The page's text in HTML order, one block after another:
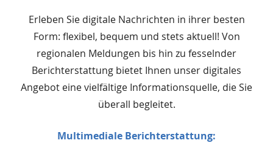
Erleben Sie digitale Nachrichten in ihrer besten
Form: flexibel, bequem und stets aktuell! Von
regionalen Meldungen bis hin zu fesselnder
Berichterstattung bietet Ihnen unser digitales
Angebot eine vielfältige Informationsquelle, die Sie
überall begleitet.
Multimediale Berichterstattung: